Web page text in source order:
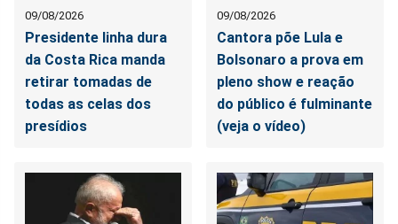
09/08/2026
Presidente linha dura
da Costa Rica manda
retirar tomadas de
todas as celas dos
presídios
09/08/2026
Cantora põe Lula e
Bolsonaro a prova em
pleno show e reação
do público é fulminante
(veja o vídeo)